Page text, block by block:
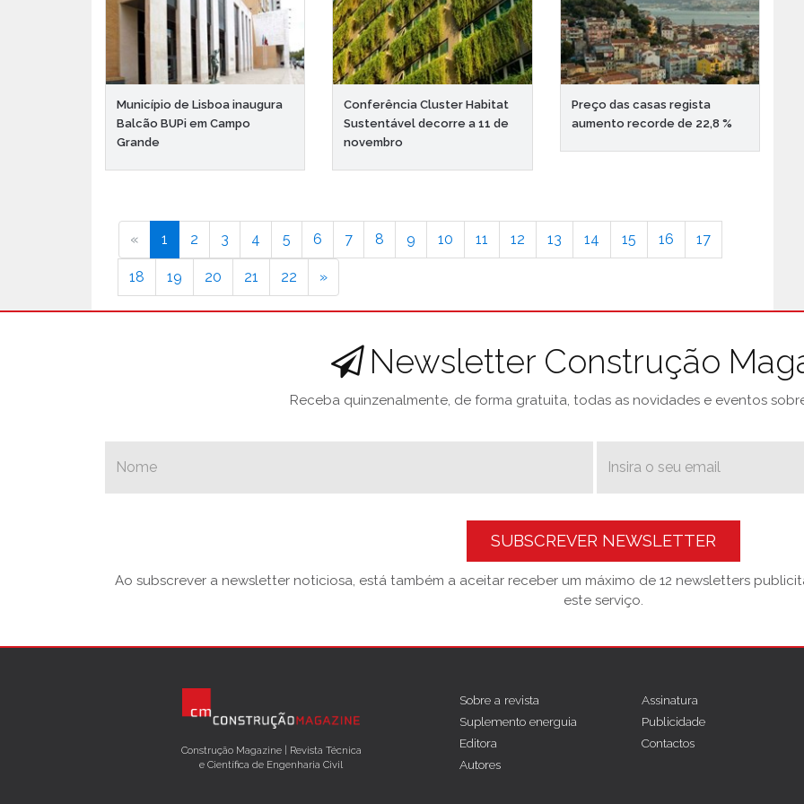
Município de Lisboa inaugura
Balcão BUPi em Campo
Grande
Conferência Cluster Habitat
Sustentável decorre a 11 de
novembro
Preço das casas regista
aumento recorde de 22,8 %
« 1 2 3 4 5 6 7 8 9 10 11 12 13 14 15 16 17
18 19 20 21 22 »
Newsletter Construção
Receba quinzenalmente, de forma gratuita, todas as novidades e eventos
SUBSCREVER NEWSLETTER
Ao subscrever a newsletter noticiosa, está também a aceitar receber um máximo de 12 newsletters
este serviço.
Construção Magazine | Revista Técnica
e Científica de Engenharia Civil
Sobre a revista
Suplemento energuia
Editora
Autores
Assinatura
Publicidade
Contactos